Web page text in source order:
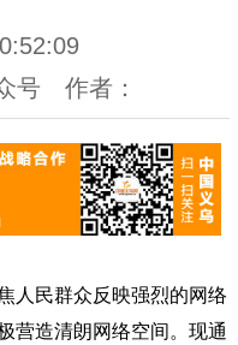
号 作者：
民群众反映强烈的网络
营造清朗网络空间。现通